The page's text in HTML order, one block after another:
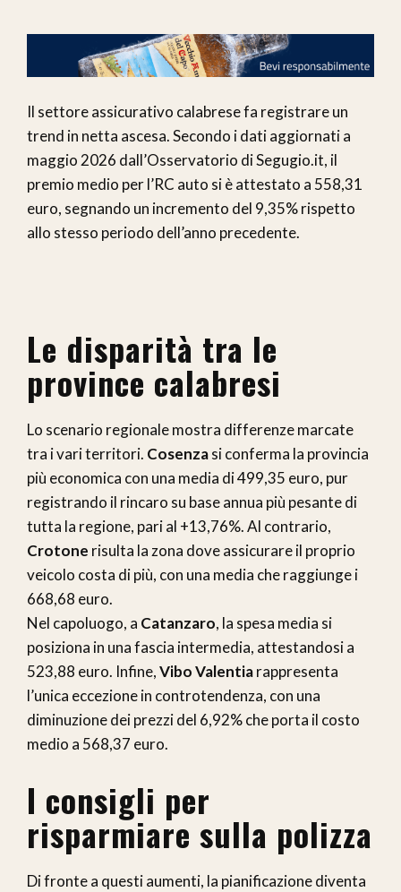
Il settore assicurativo calabrese fa registrare un
trend in netta ascesa. Secondo i dati aggiornati a
maggio 2026 dall’Osservatorio di Segugio.it, il
premio medio per l’RC auto si è attestato a 558,31
euro, segnando un incremento del 9,35% rispetto
allo stesso periodo dell’anno precedente.
Le disparità tra le
province calabresi
Lo scenario regionale mostra differenze marcate
tra i vari territori. Cosenzasi conferma la provincia
più economica con una media di 499,35 euro, pur
registrando il rincaro su base annua più pesante di
tutta la regione, pari al +13,76%. Al contrario,
Crotone risulta la zona dove assicurare il proprio
veicolo costa di più, con una media che raggiunge i
668,68 euro.
Nel capoluogo, a Catanzaro, la spesa media si
posiziona in una fascia intermedia, attestandosi a
523,88 euro. Infine,Vibo Valentiarappresenta
l’unica eccezione in controtendenza, con una
diminuzione dei prezzi del 6,92% che porta il costo
medio a 568,37 euro.
I consigli per
risparmiare sulla polizza
Di fronte a questi aumenti, la pianificazione diventa